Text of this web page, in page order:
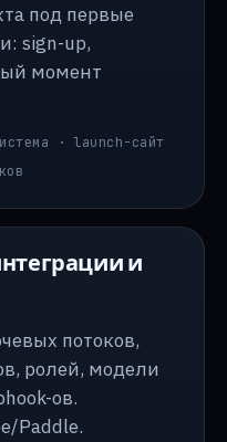
под первые
sign-up,
момент
· launch-сайт
и
потоков,
ролей, модели
ов.
Paddle.